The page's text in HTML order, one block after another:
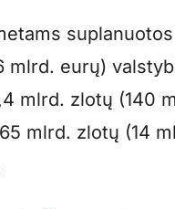
mlrd. eurų)
mlrd. zlotų (140
mlrd. zlotų (14